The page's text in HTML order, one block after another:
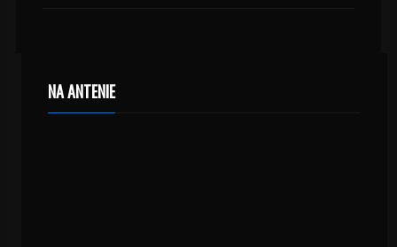
NA ANTENIE